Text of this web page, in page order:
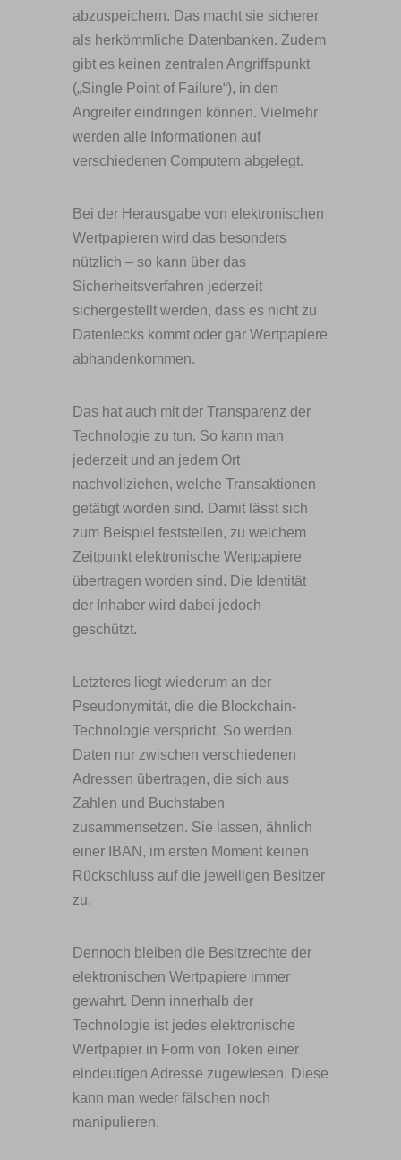
abzuspeichern. Das macht sie sicherer
als herkömmliche Datenbanken. Zudem
gibt es keinen zentralen Angriffspunkt
(„Single Point of Failure“), in den
Angreifer eindringen können. Vielmehr
werden alle Informationen auf
verschiedenen Computern abgelegt.
Bei der Herausgabe von elektronischen
Wertpapieren wird das besonders
nützlich – so kann über das
Sicherheitsverfahren jederzeit
sichergestellt werden, dass es nicht zu
Datenlecks kommt oder gar Wertpapiere
abhandenkommen.
Das hat auch mit der Transparenz der
Technologie zu tun. So kann man
jederzeit und an jedem Ort
nachvollziehen, welche Transaktionen
getätigt worden sind. Damit lässt sich
zum Beispiel feststellen, zu welchem
Zeitpunkt elektronische Wertpapiere
übertragen worden sind. Die Identität
der Inhaber wird dabei jedoch
geschützt.
Letzteres liegt wiederum an der
Pseudonymität, die die Blockchain-
Technologie verspricht. So werden
Daten nur zwischen verschiedenen
Adressen übertragen, die sich aus
Zahlen und Buchstaben
zusammensetzen. Sie lassen, ähnlich
einer IBAN, im ersten Moment keinen
Rückschluss auf die jeweiligen Besitzer
zu.
Dennoch bleiben die Besitzrechte der
elektronischen Wertpapiere immer
gewahrt. Denn innerhalb der
Technologie ist jedes elektronische
Wertpapier in Form von Token einer
eindeutigen Adresse zugewiesen. Diese
kann man weder fälschen noch
manipulieren.